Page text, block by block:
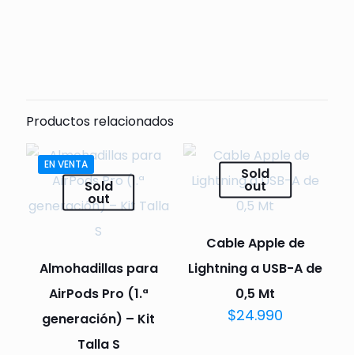
Productos relacionados
EN VENTA
Sold
out
Almohadillas para
AirPods Pro (1.ª
generación) – Kit
Talla S
Sold
out
Cable Apple de
Lightning a USB-A de
0,5 Mt
$24.990